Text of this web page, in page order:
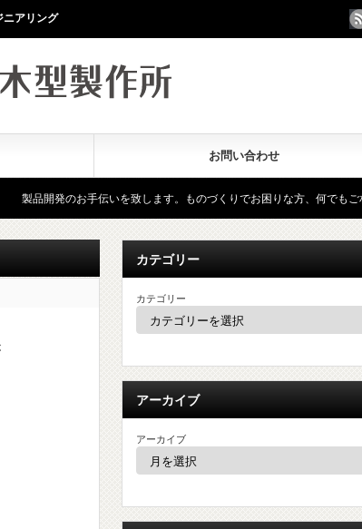
アリング
お問い合わせ
お手伝いを致します。ものづくりでお困りな方、何でもご相談ください。
カテゴリー
カテゴリー
アーカイブ
アーカイブ